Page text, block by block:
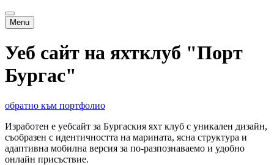
Menu
Уеб сайт на яхтклуб "Порт
Бургас"
обратно към портфолио
Изработен е уебсайт за Бургаския яхт клуб с уникален дизайн,
съобразен с идентичността на марината, ясна структура и
адаптивна мобилна версия за по-разпознаваемо и удобно
онлайн присъствие.